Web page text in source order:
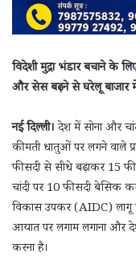
विदेशी मुद्रा भंडार बचाने के
और सेस बढ़ने से घरेलू बाजार
नई दिल्ली।देश में सोना और
कीमती धातुओं पर लगने
फीसदी से सीधे बढ़ाकर 15
चांदी पर 10 फीसदी बेसिक
विकास उपकर (AIDC) लागू
आयात पर लगाम लगाना और
करना है।